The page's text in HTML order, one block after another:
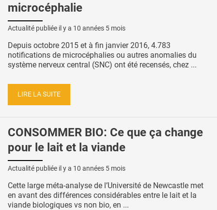
microcéphalie
Actualité publiée il y a 10 années 5 mois
Depuis octobre 2015 et à fin janvier 2016, 4.783
notifications de microcéphalies ou autres anomalies du
système nerveux central (SNC) ont été recensés, chez ...
LIRE LA SUITE
CONSOMMER BIO: Ce que ça change
pour le lait et la viande
Actualité publiée il y a 10 années 5 mois
Cette large méta-analyse de l’Université de Newcastle met
en avant des différences considérables entre le lait et la
viande biologiques vs non bio, en ...